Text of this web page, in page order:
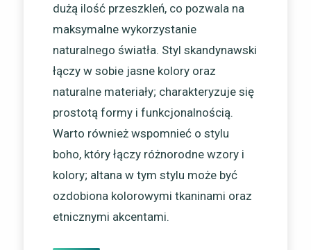
dużą ilość przeszkleń, co pozwala na
maksymalne wykorzystanie
naturalnego światła. Styl skandynawski
łączy w sobie jasne kolory oraz
naturalne materiały; charakteryzuje się
prostotą formy i funkcjonalnością.
Warto również wspomnieć o stylu
boho, który łączy różnorodne wzory i
kolory; altana w tym stylu może być
ozdobiona kolorowymi tkaninami oraz
etnicznymi akcentami.